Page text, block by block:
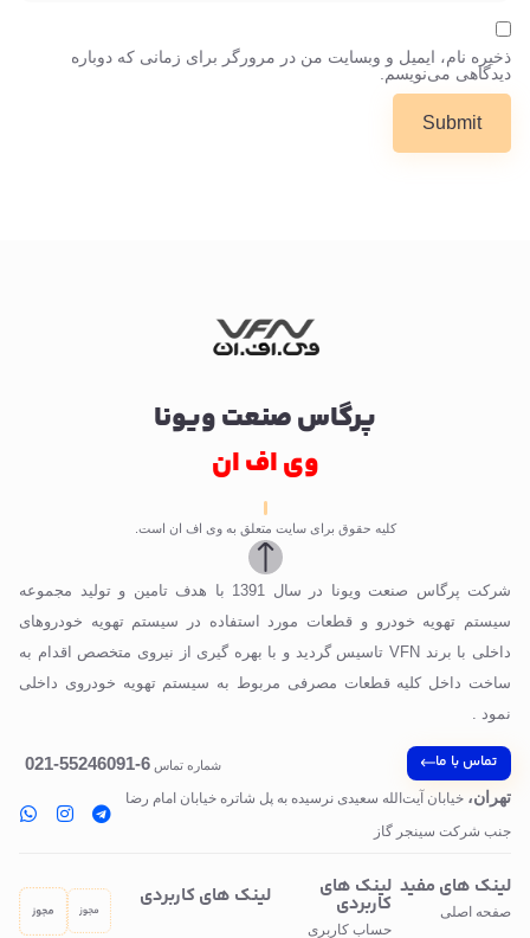
ذخیره نام، ایمیل و وبسایت من در مرورگر برای زمانی که دوباره
دیدگاهی می‌نویسم.
پرگاس صنعت ویونا
وی اف ان
کلیه حقوق برای سایت متعلق به وی اف ان است.
شرکت پرگاس صنعت ویونا در سال 1391 با هدف تامین و تولید مجموعه
سیستم تهویه خودرو و قطعات مورد استفاده در سیستم تهویه خودروهای
داخلی با برند VFN تاسیس گردید و با بهره گیری از نیروی متخصص اقدام به
ساخت داخل کلیه قطعات مصرفی مربوط به سیستم تهویه خودروی داخلی
نمود .
تماس با ما شماره تماس 6-55246091-021
تهران، خیابان آیت‌الله سعیدی نرسیده به پل‌ شاتره خیابان امام رضا
جنب شرکت سینجر گاز
لینک های مفید
صفحه اصلی
لینک های
کاربردی
حساب کاربری
لینک های کاربردی